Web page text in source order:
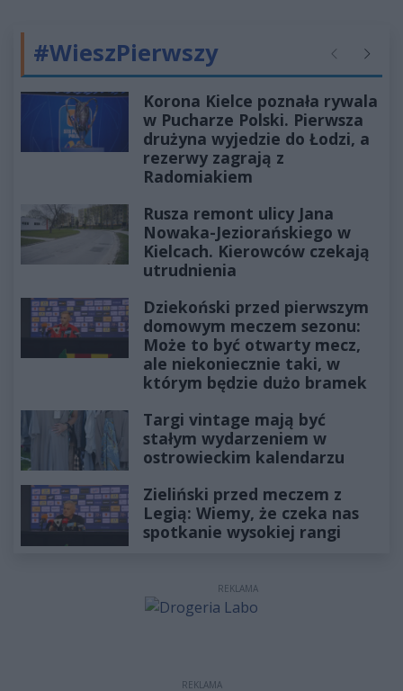
#WieszPierwszy Poprzednie
Korona Kielce poznała rywala
w Pucharze Polski. Pierwsza
drużyna wyjedzie do Łodzi, a
rezerwy zagrają z
Radomiakiem
Rusza remont ulicy Jana
Nowaka-Jeziorańskiego w
Kielcach. Kierowców czekają
utrudnienia
Dziekoński przed pierwszym
domowym meczem sezonu:
Może to być otwarty mecz,
ale niekoniecznie taki, w
którym będzie dużo bramek
Targi vintage mają być
stałym wydarzeniem w
ostrowieckim kalendarzu
Zieliński przed meczem z
Legią: Wiemy, że czeka nas
spotkanie wysokiej rangi
REKLAMA
REKLAMA